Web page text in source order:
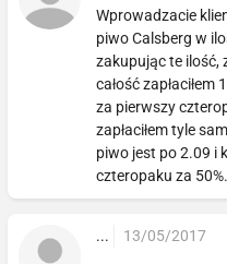
Wprowadzacie
piwo Calsberg w
zakupując te ilość,
całość
za pierwszy
zapłaciłem tyle
piwo jest po 2.09 i
czteropaku za 50%.
... 13/05/2017